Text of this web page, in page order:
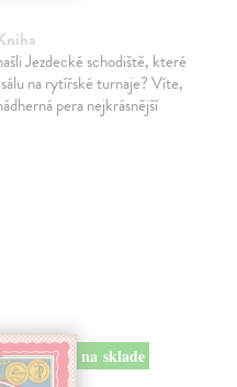
Jezdecké schodiště, které
na rytířské turnaje? Víte,
pera nejkrásnější
na sklade